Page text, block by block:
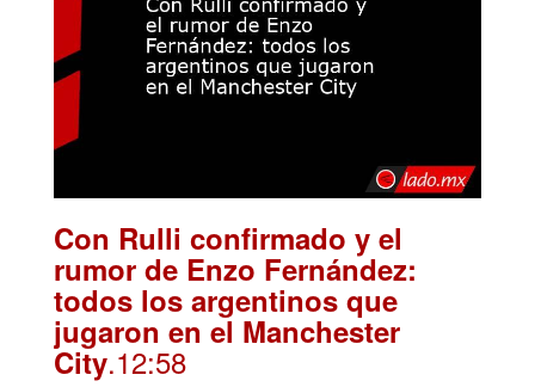
Con Rulli confirmado y el
rumor de Enzo Fernández:
todos los argentinos que
jugaron en el Manchester
City.12:58